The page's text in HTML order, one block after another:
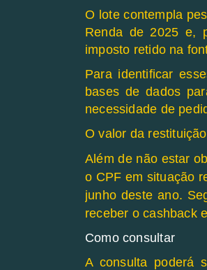
O lote contempla
Renda de 2025 e,
imposto retido na
Para identificar
bases de dados
necessidade de
O valor da
Além de não estar
o CPF em situação
junho deste ano.
receber o cashback
Como consultar
A consulta poderá